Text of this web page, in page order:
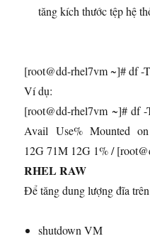
tăng kích thước tệp hệ
[root@dd-rhel7vm ~]# df -
Ví dụ:
[root@dd-rhel7vm ~]# df -
Avail Use% Mounted on
12G 71M 12G 1% /
RHEL RAW
Để tăng dung lượng đĩa
shutdown VM